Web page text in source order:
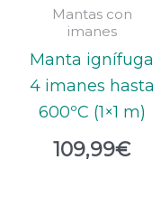
Mantas con
imanes
Manta ignífuga
4 imanes hasta
600ºC (1×1 m)
109,99€